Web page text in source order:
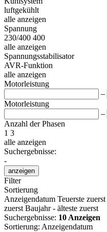
luftgekühlt
alle anzeigen
Spannung
230/400 400
alle anzeigen
Spannungsstabilisator
AVR-Funktion
alle anzeigen
Motorleistung
–
Motorleistung
–
Anzahl der Phasen
1 3
alle anzeigen
Suchergebnisse:
-
anzeigen
Filter
Sortierung
Anzeigendatum Teuerste zuerst
zuerst Baujahr - älteste zuerst
Suchergebnisse: 10 Anzeigen
Sortierung: Anzeigendatum